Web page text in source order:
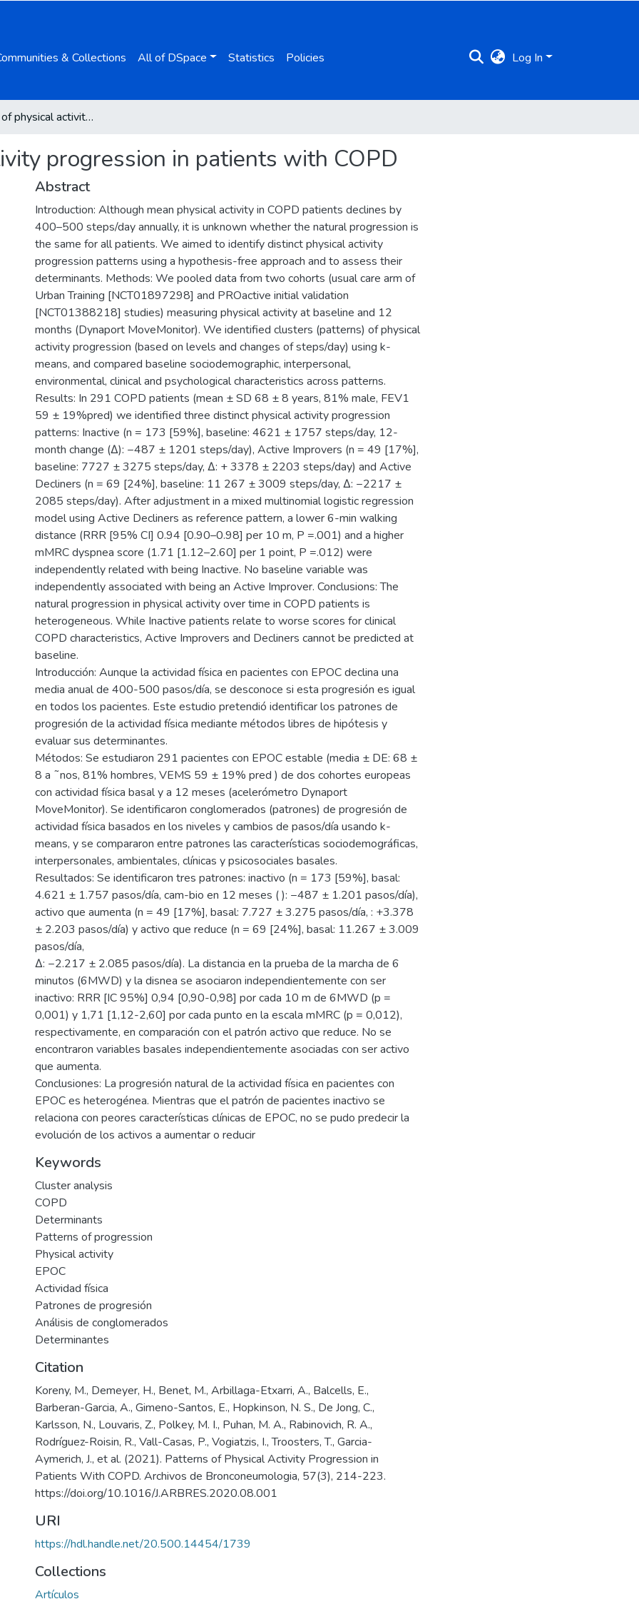
& Collections All of DSpace Statistics Policies Log In
Patterns of physical activity progression in patients with COPD
progression in patients with COPD
Abstract
Introduction: Although mean physical activity in COPD patients declines by
400–500 steps/day annually, it is unknown whether the natural progression is
the same for all patients. We aimed to identify distinct physical activity
progression patterns using a hypothesis-free approach and to assess their
determinants. Methods: We pooled data from two cohorts (usual care arm of
Urban Training [NCT01897298] and PROactive initial validation
[NCT01388218] studies) measuring physical activity at baseline and 12
months (Dynaport MoveMonitor). We identified clusters (patterns) of physical
activity progression (based on levels and changes of steps/day) using k-
means, and compared baseline sociodemographic, interpersonal,
environmental, clinical and psychological characteristics across patterns.
Results: In 291 COPD patients (mean ± SD 68 ± 8 years, 81% male, FEV1
59 ± 19%pred) we identified three distinct physical activity progression
patterns: Inactive (n = 173 [59%], baseline: 4621 ± 1757 steps/day, 12-
month change (Δ): −487 ± 1201 steps/day), Active Improvers (n = 49 [17%],
baseline: 7727 ± 3275 steps/day, Δ: + 3378 ± 2203 steps/day) and Active
Decliners (n = 69 [24%], baseline: 11 267 ± 3009 steps/day, Δ: −2217 ±
2085 steps/day). After adjustment in a mixed multinomial logistic regression
model using Active Decliners as reference pattern, a lower 6-min walking
distance (RRR [95% CI] 0.94 [0.90–0.98] per 10 m, P =.001) and a higher
mMRC dyspnea score (1.71 [1.12–2.60] per 1 point, P =.012) were
independently related with being Inactive. No baseline variable was
independently associated with being an Active Improver. Conclusions: The
natural progression in physical activity over time in COPD patients is
heterogeneous. While Inactive patients relate to worse scores for clinical
COPD characteristics, Active Improvers and Decliners cannot be predicted at
baseline.
Introducción: Aunque la actividad física en pacientes con EPOC declina una
media anual de 400-500 pasos/día, se desconoce si esta progresión es igual
en todos los pacientes. Este estudio pretendió identificar los patrones de
progresión de la actividad física mediante métodos libres de hipótesis y
evaluar sus determinantes.
Métodos: Se estudiaron 291 pacientes con EPOC estable (media ± DE: 68 ±
8 a ˜nos, 81% hombres, VEMS 59 ± 19% pred ) de dos cohortes europeas
con actividad física basal y a 12 meses (acelerómetro Dynaport
MoveMonitor). Se identificaron conglomerados (patrones) de progresión de
actividad física basados en los niveles y cambios de pasos/día usando k-
means, y se compararon entre patrones las características sociodemográficas,
interpersonales, ambientales, clínicas y psicosociales basales.
Resultados: Se identificaron tres patrones: inactivo (n = 173 [59%], basal:
4.621 ± 1.757 pasos/día, cam-bio en 12 meses ( ): −487 ± 1.201 pasos/día),
activo que aumenta (n = 49 [17%], basal: 7.727 ± 3.275 pasos/día, : +3.378
± 2.203 pasos/día) y activo que reduce (n = 69 [24%], basal: 11.267 ± 3.009
pasos/día,
Δ: −2.217 ± 2.085 pasos/día). La distancia en la prueba de la marcha de 6
minutos (6MWD) y la disnea se asociaron independientemente con ser
inactivo: RRR [IC 95%] 0,94 [0,90-0,98] por cada 10 m de 6MWD (p =
0,001) y 1,71 [1,12-2,60] por cada punto en la escala mMRC (p = 0,012),
respectivamente, en comparación con el patrón activo que reduce. No se
encontraron variables basales independientemente asociadas con ser activo
que aumenta.
Conclusiones: La progresión natural de la actividad física en pacientes con
EPOC es heterogénea. Mientras que el patrón de pacientes inactivo se
relaciona con peores características clínicas de EPOC, no se pudo predecir la
evolución de los activos a aumentar o reducir
Keywords
Cluster analysis
COPD
Determinants
Patterns of progression
Physical activity
EPOC
Actividad física
Patrones de progresión
Análisis de conglomerados
Determinantes
Citation
Koreny, M., Demeyer, H., Benet, M., Arbillaga-Etxarri, A., Balcells, E.,
Barberan-Garcia, A., Gimeno-Santos, E., Hopkinson, N. S., De Jong, C.,
Karlsson, N., Louvaris, Z., Polkey, M. I., Puhan, M. A., Rabinovich, R. A.,
Rodríguez-Roisin, R., Vall-Casas, P., Vogiatzis, I., Troosters, T., Garcia-
Aymerich, J., et al. (2021). Patterns of Physical Activity Progression in
Patients With COPD. Archivos de Bronconeumologia, 57(3), 214-223.
https://doi.org/10.1016/J.ARBRES.2020.08.001
URI
https://hdl.handle.net/20.500.14454/1739
Collections
Artículos